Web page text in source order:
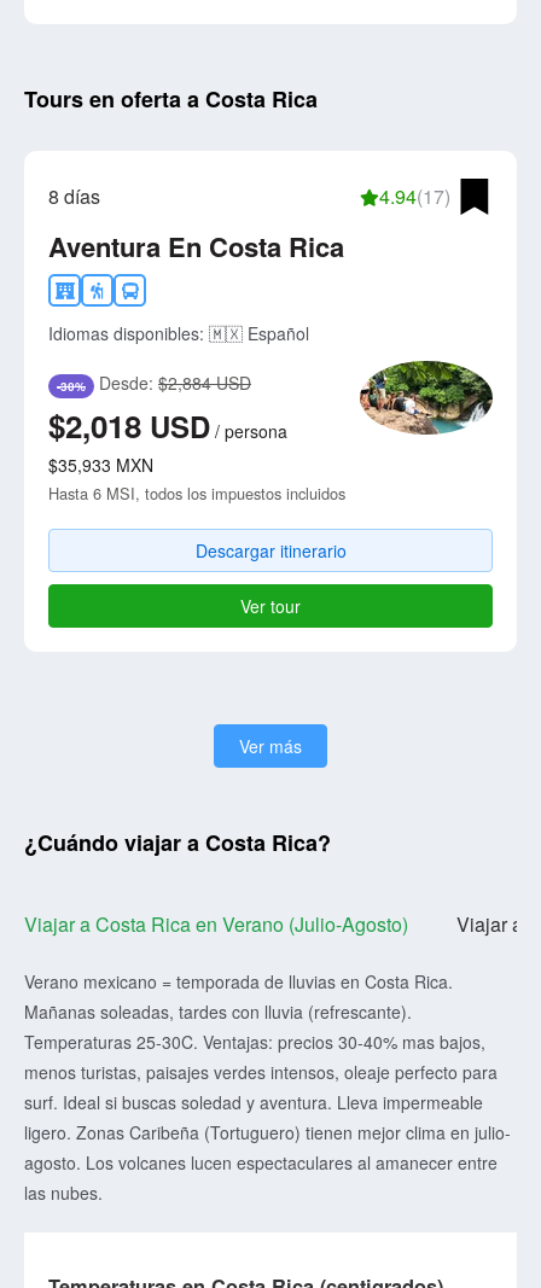
Tours en oferta a Costa Rica
8 días 4.94(17)
Aventura En Costa Rica
Idiomas disponibles: 🇲🇽 Español
-30% Desde: $2,884 USD
$2,018 USD / persona
$35,933 MXN
Hasta 6 MSI, todos los impuestos incluidos
Descargar itinerario
Ver tour
Ver más
¿Cuándo viajar a Costa Rica?
Viajar a Costa Rica en Verano (Julio-Agosto) Viajar a
Verano mexicano = temporada de lluvias en Costa Rica.
Mañanas soleadas, tardes con lluvia (refrescante).
Temperaturas 25-30C. Ventajas: precios 30-40% mas bajos,
menos turistas, paisajes verdes intensos, oleaje perfecto para
surf. Ideal si buscas soledad y aventura. Lleva impermeable
ligero. Zonas Caribeña (Tortuguero) tienen mejor clima en julio-
agosto. Los volcanes lucen espectaculares al amanecer entre
las nubes.